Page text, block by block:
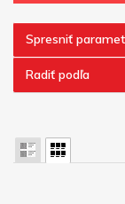
Spresniť
Radiť podľa